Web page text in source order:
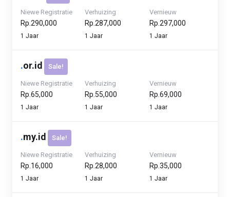
Niewe Registratie
Rp.290,000
1 Jaar
Verhuizing
Rp.287,000
1 Jaar
Vernieuw
Rp.297,000
1 Jaar
.or.id Sale!
Niewe Registratie
Rp.65,000
1 Jaar
Verhuizing
Rp.55,000
1 Jaar
Vernieuw
Rp.69,000
1 Jaar
.my.id Sale!
Niewe Registratie
Rp.16,000
1 Jaar
Verhuizing
Rp.28,000
1 Jaar
Vernieuw
Rp.35,000
1 Jaar